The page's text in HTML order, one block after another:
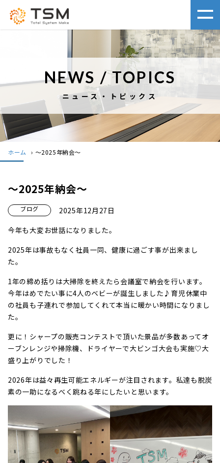
NEWS / TOPICS
ニュース・トピックス
ホーム › ～2025年納会～
～2025年納会～
ブログ
2025年12月27日
今年も大変お世話になりました。
2025年は事故もなく社員一同、健康に過ごす事が出来まし
た。
1年の締め括りは大掃除を終えたら会議室で納会を行います。
今年はめでたい事に4人のベビーが誕生しました♪育児休業中
の社員も子連れで参加してくれて本当に暖かい時間になりまし
た。
更に！シャープの販売コンテストで頂いた景品が多数あってオ
ーブンレンジや掃除機、ドライヤーで大ビンゴ大会も実施♡大
盛り上がりでした！
2026年は益々再生可能エネルギーが注目されます。私達も脱炭
素の一助になるべく跳ねる年にしたいと思います。